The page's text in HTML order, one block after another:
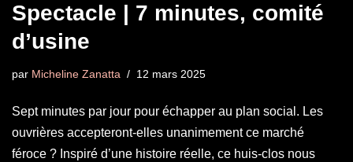
Spectacle | 7 minutes, comité
d’usine
par Micheline Zanatta 12 mars 2025
Sept minutes par jour pour échapper au plan social. Les
ouvrières accepteront-elles unanimement ce marché
féroce ? Inspiré d’une histoire réelle, ce huis-clos nous